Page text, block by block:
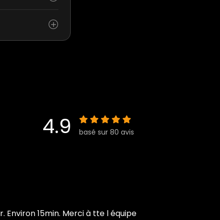
4.9 basé sur 80 avis
15min. Merci à tte l équipe